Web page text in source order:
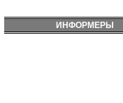
ИНФОРМЕРЫ